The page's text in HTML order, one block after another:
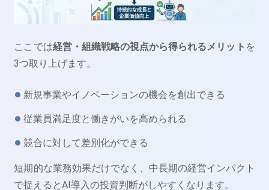
ここでは経営・組織戦略の視点から得られるメリット を
3つ取り上げます。
新規事業やイノベーションの機会を創出できる
従業員満足度と働きがいを高められる
競合に対して差別化ができる
短期的な業務効果だけでなく、中長期の経営インパクト
で捉えるとAI導入の投資判断がしやすくなります。